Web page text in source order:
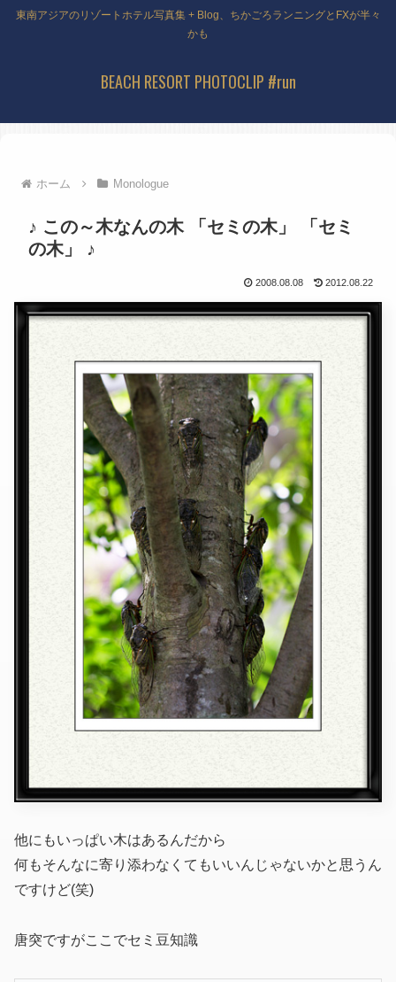
東南アジアのリゾートホテル写真集 + Blog、ちかごろランニングとFXが半々
かも
BEACH RESORT PHOTOCLIP #run
ホーム Monologue
♪ この～木なんの木 「セミの木」 「セミ
の木」 ♪
2008.08.08 2012.08.22
他にもいっぱい木はあるんだから
何もそんなに寄り添わなくてもいいんじゃないかと思うん
ですけど(笑)
唐突ですがここでセミ豆知識